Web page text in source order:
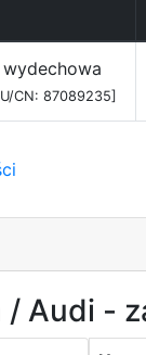
wydechowa
CN: 87089235]
/ Audi -